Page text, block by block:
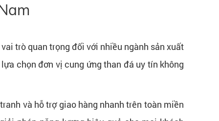
trò quan trọng đối với nhiều ngành sản xuất
chọn đơn vị cung ứng than đá uy tín không
và hỗ trợ giao hàng nhanh trên toàn miền